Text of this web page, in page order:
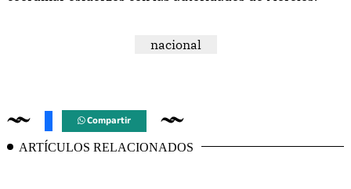
nacional
Compartir
ARTÍCULOS RELACIONADOS